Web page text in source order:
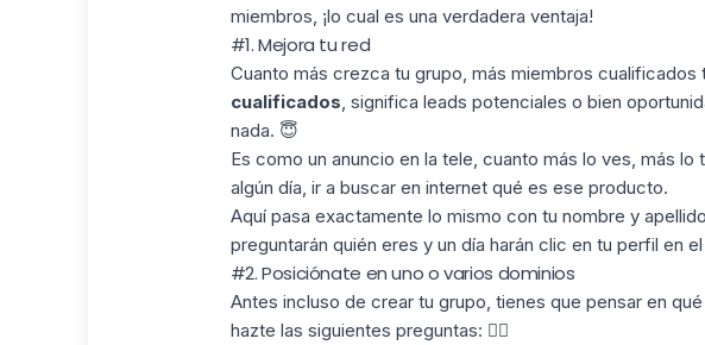
miembros, ¡lo cual es una verdadera ventaja!
#1. Mejora tu red
Cuanto más crezca tu grupo, más miembros cualificados
cualificados, significa leads potenciales o bien
nada. 😇
Es como un anuncio en la tele, cuanto más lo ves, más
algún día, ir a buscar en internet qué es ese producto.
Aquí pasa exactamente lo mismo con tu nombre y
preguntarán quién eres y un día harán clic en tu perfil en
#2. Posiciónate en uno o varios dominios
Antes incluso de crear tu grupo, tienes que pensar en
hazte las siguientes preguntas: 👇🏼